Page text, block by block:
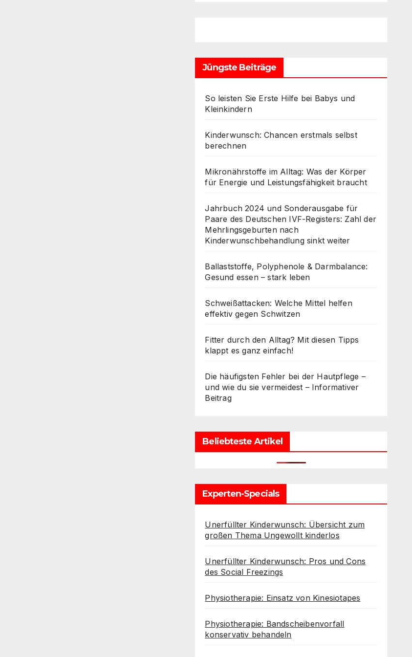
Jüngste Beiträge
So leisten Sie Erste Hilfe bei Babys und
Kleinkindern
Kinderwunsch: Chancen erstmals selbst
berechnen
Mikronährstoffe im Alltag: Was der Körper
für Energie und Leistungsfähigkeit braucht
Jahrbuch 2024 und Sonderausgabe für
Paare des Deutschen IVF-Registers: Zahl der
Mehrlingsgeburten nach
Kinderwunschbehandlung sinkt weiter
Ballaststoffe, Polyphenole & Darmbalance:
Gesund essen – stark leben
Schweißattacken: Welche Mittel helfen
effektiv gegen Schwitzen
Fitter durch den Alltag? Mit diesen Tipps
klappt es ganz einfach!
Die häufigsten Fehler bei der Hautpflege –
und wie du sie vermeidest – Informativer
Beitrag
Beliebteste Artikel
Experten-Specials
Unerfüllter Kinderwunsch: Übersicht zum
großen Thema Ungewollt kinderlos
Unerfüllter Kinderwunsch: Pros und Cons
des Social Freezings
Physiotherapie: Einsatz von Kinesiotapes
Physiotherapie: Bandscheibenvorfall
konservativ behandeln